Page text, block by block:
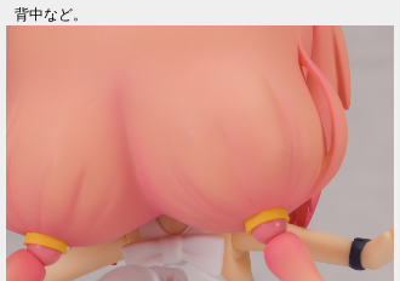
背中など。